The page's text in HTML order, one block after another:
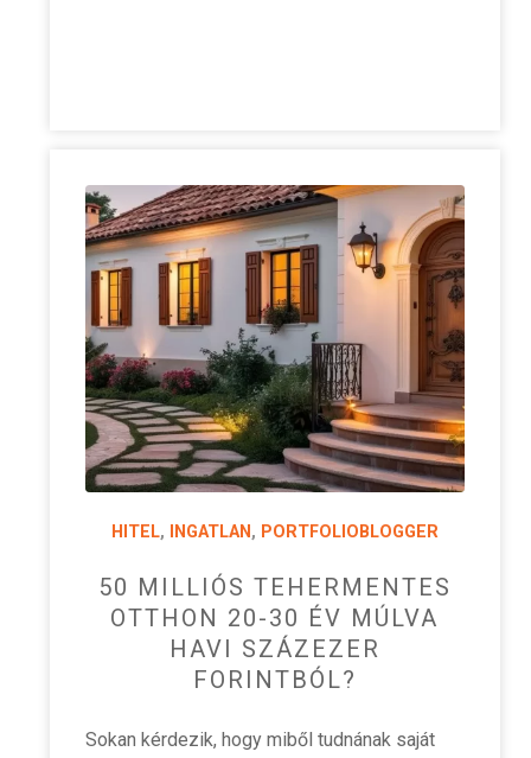
HITEL, INGATLAN , PORTFOLIOBLOGGER
50 MILLIÓS TEHERMENTES
OTTHON 20-30 ÉV MÚLVA
HAVI SZÁZEZER
FORINTBÓL?
Sokan kérdezik, hogy miből tudnának saját